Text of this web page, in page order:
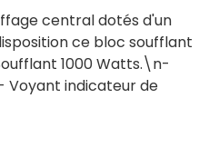
central dotés d'un
ce bloc soufflant
1000 Watts.\n-
indicateur de